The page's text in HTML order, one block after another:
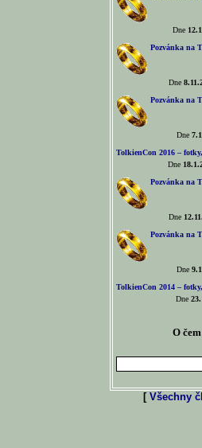
Dne
Pozvánka na
Dne
Pozvánka na
Dne
TolkienCon 2016 –
Dne
Pozvánka na
Dne
Pozvánka na
Dne
TolkienCon 2014 –
Dne
O
[ Všechny